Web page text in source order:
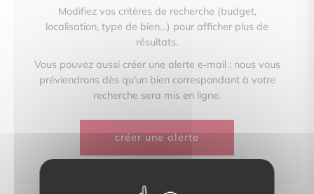
Modifiez vos critères de recherche (budget,
localisation, type de bien…) pour afficher plus de
résultats.
Vous pouvez aussi créer une alerte e‑mail : nous vous
préviendrons dès qu'un bien correspondant à votre
recherche sera mis en ligne.
créer une alerte